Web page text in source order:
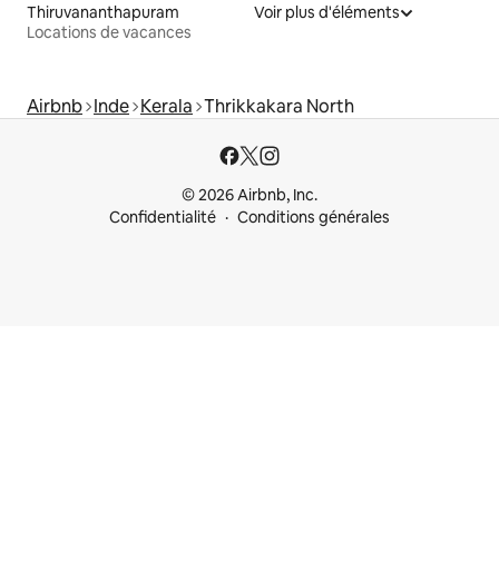
Thiruvananthapuram
Locations de vacances
Voir plus d'éléments
Airbnb Inde Kerala Thrikkakara North
© 2026 Airbnb, Inc.
Confidentialité
Conditions générales